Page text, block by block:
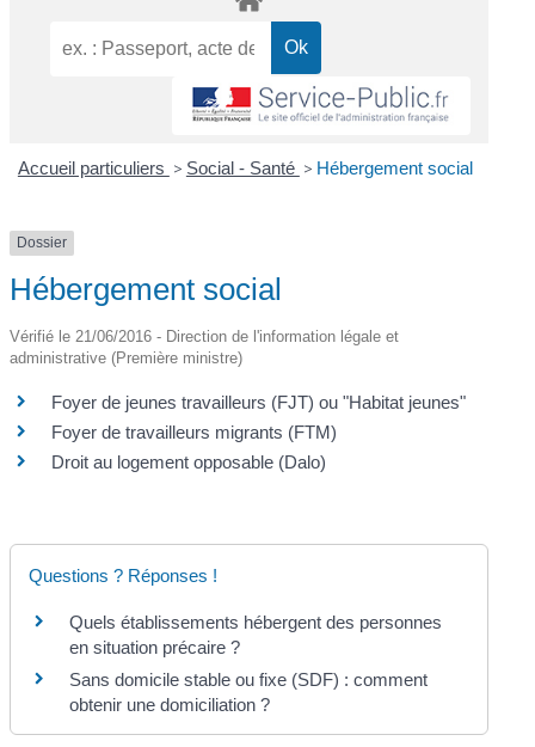
Accueil particuliers > Social - Santé > Hébergement social
Dossier
Hébergement social
Vérifié le 21/06/2016 - Direction de l'information légale et
administrative (Première ministre)
Foyer de jeunes travailleurs (FJT) ou "Habitat jeunes"
Foyer de travailleurs migrants (FTM)
Droit au logement opposable (Dalo)
Questions ? Réponses !
Quels établissements hébergent des personnes
en situation précaire ?
Sans domicile stable ou fixe (SDF) : comment
obtenir une domiciliation ?